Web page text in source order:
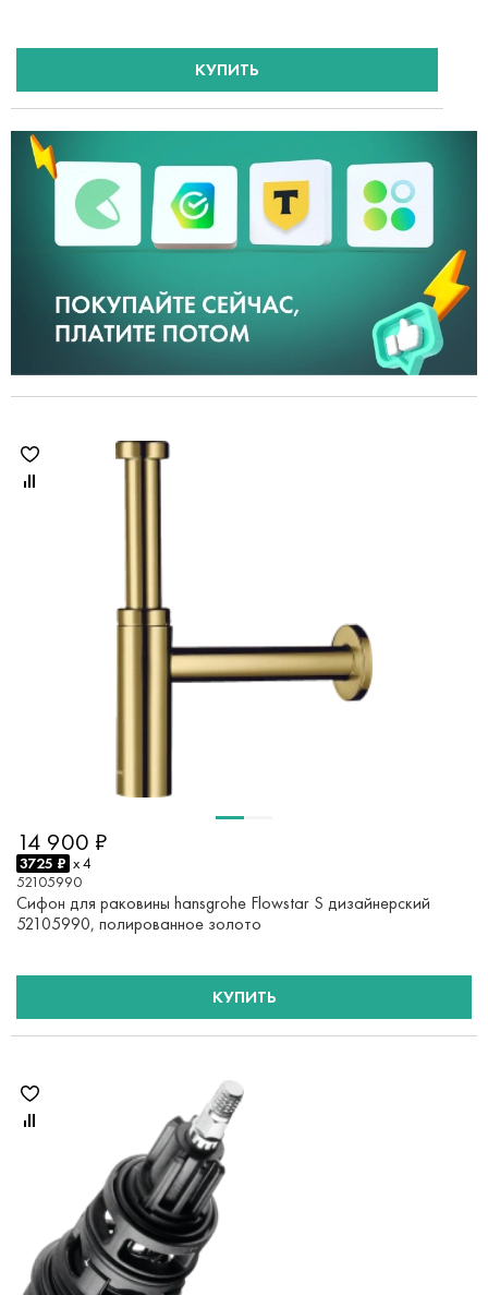
КУПИТЬ
14 900 ₽
3725 ₽ x 4
52105990
Сифон для раковины hansgrohe Flowstar S дизайнерский
52105990, полированное золото
КУПИТЬ